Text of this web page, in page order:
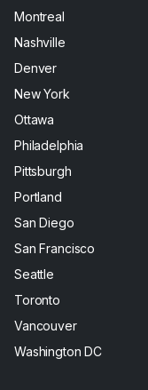
Montreal
Nashville
Denver
New York
Ottawa
Philadelphia
Pittsburgh
Portland
San Diego
San Francisco
Seattle
Toronto
Vancouver
Washington DC